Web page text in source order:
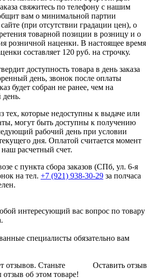
свяжитесь по телефону с нашим
вам о минимальной партии
(при отсутствии градации цен), о
товарной позиции в розницу и о
розничной наценки. В настоящее время
составляет 120 руб. на строчку.
доступность товара в день заказа
день, звонок после оплаты
будет собран не ранее, чем на
тех, которые недоступны к выдаче или
могут быть доступны к получению
рабочий день при условии
дня. Оплатой считается момент
наш расчетный счет.
с пункта сборa заказов (СПб, ул. 6-я
на тел. +7 (921) 938-30-29 за полчаса
интересующий вас вопрос по товару
специалисты обязательно вам
Оставить отзыв
отзывов. Станьте
об этом товаре!